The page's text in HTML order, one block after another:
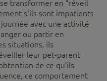
transformer en “réveil
s'ils sont impatients
avec une activité
ou partir en
situations, ils
leur pet-parent
de ce qu'ils
ce comportement